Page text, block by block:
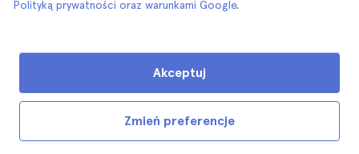
Wystawy wewnątrz
Polityką prywatności oraz warunkami Google.
Zmień preferencje
Akceptuj